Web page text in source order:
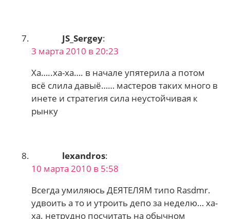
JS_Sergey:
3 марта 2010 в 20:23
Ха…..ха-ха…. в начале упятерила а потом
всё слила давыё…… мастеров таких много в
инете и стратегия сила неустойчивая к
рынку
lexandros:
10 марта 2010 в 5:58
Всегда умиляюсь ДЕЯТЕЛЯМ типо Rasdmr.
удвоить а то и утроить депо за неделю… ха-
ха. нетрудно посчитать на обычном